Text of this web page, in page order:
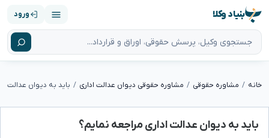
بنیاد وکلا ورود
خانه مشاوره حقوقی مشاوره حقوقی دیوان عدالت اداری باید به دیوان عدالت
باید به دیوان عدالت اداری مراجعه نمایم؟